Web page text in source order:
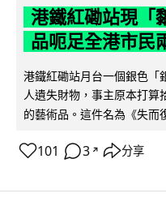
港鐵紅磡站現「
品呃足全港市民
港鐵紅磡站月台一個銀色「
人遺失財物，事主原本打算
的藝術品。這件名為《失而
101 3 ↗ 分享